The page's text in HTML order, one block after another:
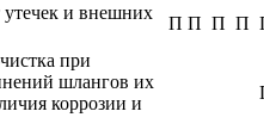
и внешних
П П П П
при
шлангов их
коррозии и